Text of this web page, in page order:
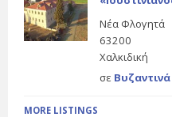
Νέα Φλογητά
63200
Χαλκιδική
σε Βυζαντινά
MORE LISTINGS